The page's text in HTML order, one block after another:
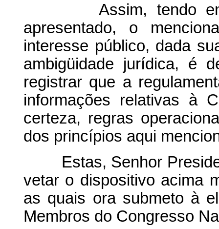
Assim, tendo em
apresentado, o
interesse público, dada
ambigüidade jurídica, é
registrar que a
informações relativas à
certeza, regras
dos princípios aqui
Estas, Senhor
vetar o dispositivo acima
as quais ora submeto à
Membros do Congresso